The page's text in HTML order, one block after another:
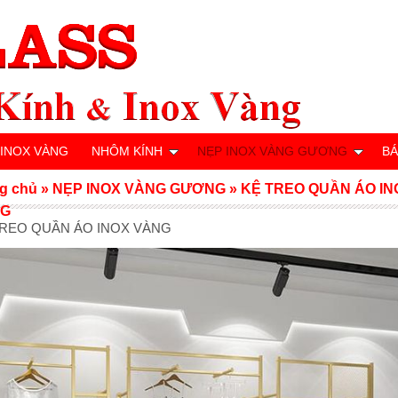
QUẦN ÁO INOX VÀNG
chủ » NẸP INOX VÀNG GƯƠNG » KỆ TREO QUẦN ÁO
VÀNG NHÔM KÍNH NẸP INOX VÀNG GƯƠNG